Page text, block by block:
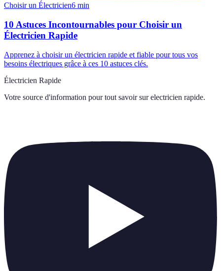
Choisir un Électricien6 min
10 Astuces Incontournables pour Choisir un
Électricien Rapide
Apprenez à choisir un électricien rapide et fiable pour tous vos
besoins électriques grâce à ces 10 astuces clés.
Électricien Rapide
Votre source d'information pour tout savoir sur electricien rapide.